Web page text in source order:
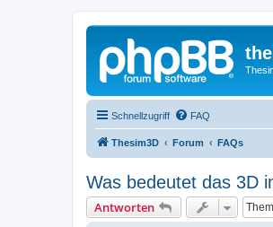
Schnellzugriff FAQ
Thesim3D Forum FAQs
Was bedeutet das 3D
Antworten